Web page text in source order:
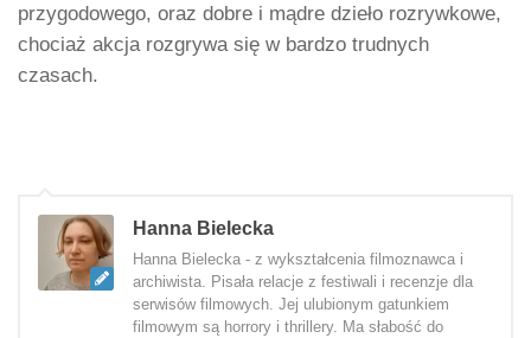
przygodowego, oraz dobre i mądre dzieło rozrywkowe,
chociaż akcja rozgrywa się w bardzo trudnych
czasach.
Hanna Bielecka
Hanna Bielecka - z wykształcenia filmoznawca i
archiwista. Pisała relacje z festiwali i recenzje dla
serwisów filmowych. Jej ulubionym gatunkiem
filmowym są horrory i thrillery. Ma słabość do